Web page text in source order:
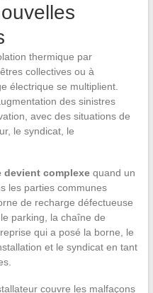
thermique par
collectives ou à
électrique se multiplient.
des sinistres
avec des situations de
le syndicat, le
devient complexequand un
les parties communes
de recharge défectueuse
parking, la chaîne de
qui a posé la borne, le
et le syndicat en tant
couvre les malfaçons